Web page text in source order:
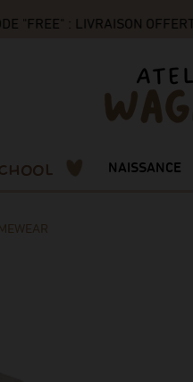
"FREE" : LIVRAISON
NAISSANCE